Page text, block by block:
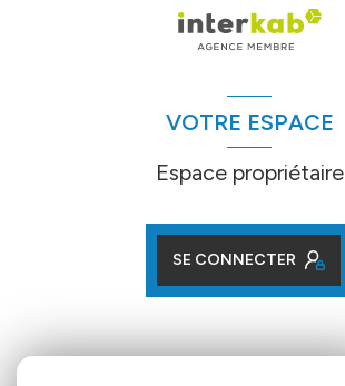
VOTRE ESPACE
Espace propriétaire
SE CONNECTER